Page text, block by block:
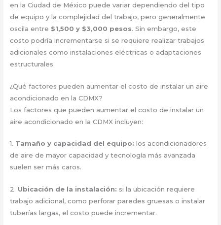
en la Ciudad de México puede variar dependiendo del tipo
de equipo y la complejidad del trabajo, pero generalmente
oscila entre $1,500 y $3,000 pesos. Sin embargo, este
costo podría incrementarse si se requiere realizar trabajos
adicionales como instalaciones eléctricas o adaptaciones
estructurales.
¿Qué factores pueden aumentar el costo de instalar un aire
acondicionado en la CDMX?
Los factores que pueden aumentar el costo de instalar un
aire acondicionado en la CDMX incluyen:
1. Tamaño y capacidad del equipo: los acondicionadores
de aire de mayor capacidad y tecnología más avanzada
suelen ser más caros.
2. Ubicación de la instalación: si la ubicación requiere
trabajo adicional, como perforar paredes gruesas o instalar
tuberías largas, el costo puede incrementar.